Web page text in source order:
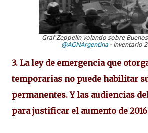
Graf Zeppelin volando sobre
@AGNArgentina- Inventario
3. La ley de emergencia que
temporarias no puede habilitar
permanentes. Y las audiencias
para justificar el aumento de